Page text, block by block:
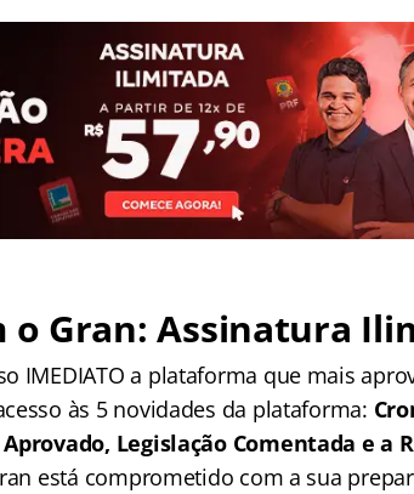
o Gran: Assinatura
IMEDIATO a plataforma que mais
às 5 novidades da plataforma:
Legislação Comentada e a
está comprometido com a sua